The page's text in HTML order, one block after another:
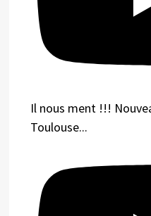
Il nous ment !!!
Toulouse...